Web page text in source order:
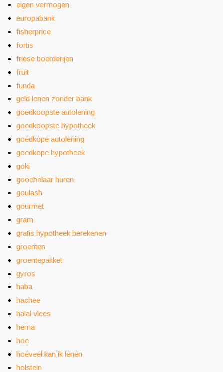
eigen vermogen
europabank
fisherprice
fortis
friese boerderijen
fruit
funda
geld lenen zonder bank
goedkoopste autolening
goedkoopste hypotheek
goedkope autolening
goedkope hypotheek
goki
goochelaar huren
goulash
gourmet
gram
gratis hypotheek berekenen
groenten
groentepakket
gyros
haba
hachee
halal vlees
hema
hoe
hoeveel kan ik lenen
holstein